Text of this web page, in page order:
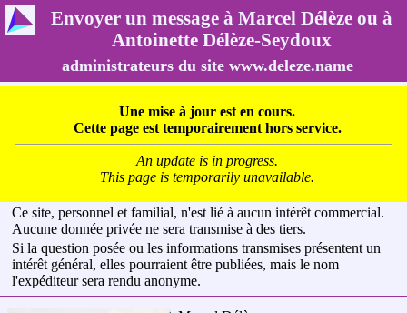
Envoyer un message à Marcel Délèze ou à
Antoinette Délèze-Seydoux
administrateurs du site www.deleze.name
Une mise à jour est en cours.
Cette page est temporairement hors service.
An update is in progress.
This page is temporarily unavailable.
Ce site, personnel et familial, n'est lié à aucun intérêt commercial.
Aucune donnée privée ne sera transmise à des tiers.
Si la question posée ou les informations transmises présentent un
intérêt général, elles pourraient être publiées, mais le nom
l'expéditeur sera rendu anonyme.